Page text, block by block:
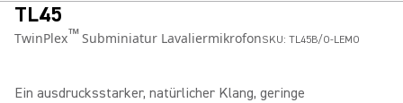
TL45
TwinPlex™Subminiatur LavaliermikrofonSKU: TL45B/O-LEMO
Ein ausdrucksstarker, natürlicher Klang, geringe